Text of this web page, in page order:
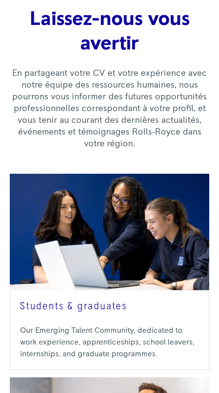
Laissez-nous vous
avertir
En partageant votre CV et votre expérience avec
notre équipe des ressources humaines, nous
pourrons vous informer des futures opportunités
professionnelles correspondant à votre profil, et
vous tenir au courant des dernières actualités,
événements et témoignages Rolls‑Royce dans
votre région.
Students & graduates
Our Emerging Talent Community, dedicated to
work experience, apprenticeships, school leavers,
internships, and graduate programmes.